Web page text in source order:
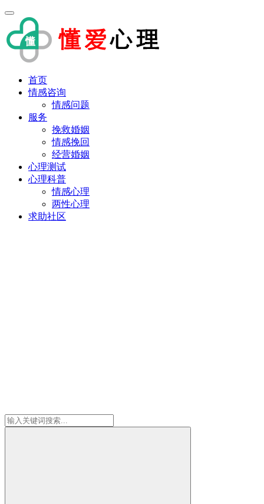
首页
情感咨询
情感问题
服务
挽救婚姻
情感挽回
经营婚姻
心理测试
心理科普
情感心理
两性心理
求助社区